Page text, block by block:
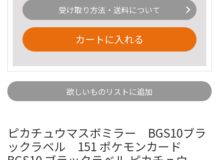
受け取り方法・送料について
カートに入れる
欲しいものリストに追加
ピカチュウマスボミラー BGS10ブラ
ックラベル 151 ポケモンカード